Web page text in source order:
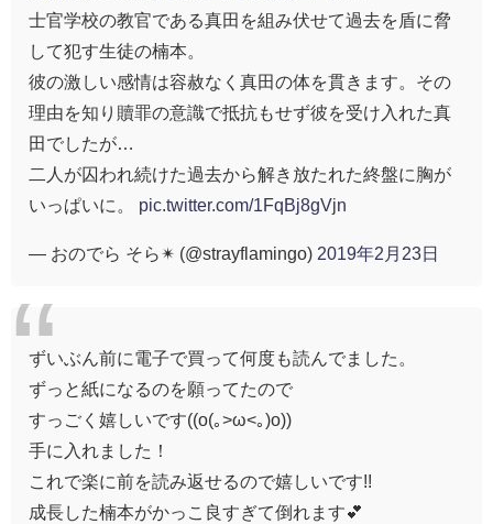
士官学校の教官である真田を組み伏せて過去を盾に脅
して犯す生徒の楠本。
彼の激しい感情は容赦なく真田の体を貫きます。その
理由を知り贖罪の意識で抵抗もせず彼を受け入れた真
田でしたが…
二人が囚われ続けた過去から解き放たれた終盤に胸が
いっぱいに。 pic.twitter.com/1FqBj8gVjn
— おのでら そら✴︎ (@strayflamingo) 2019年2月23日
ずいぶん前に電子で買って何度も読んでました。
ずっと紙になるのを願ってたので
すっごく嬉しいです((o(｡>ω<｡)o))
手に入れました！
これで楽に前を読み返せるので嬉しいです!!
成長した楠本がかっこ良すぎて倒れます💕